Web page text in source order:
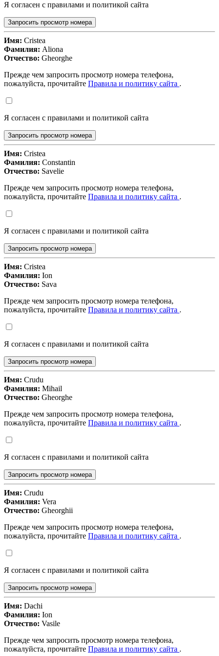
Я согласен с правилами и политикой сайта
Запросить просмотр номера
Имя: Cristea
Фамилия: Aliona
Отчество: Gheorghe
Прежде чем запросить просмотр номера телефона,
пожалуйста, прочитайте Правила и политику сайта .
Я согласен с правилами и политикой сайта
Запросить просмотр номера
Имя: Cristea
Фамилия: Constantin
Отчество: Savelie
Прежде чем запросить просмотр номера телефона,
пожалуйста, прочитайте Правила и политику сайта .
Я согласен с правилами и политикой сайта
Запросить просмотр номера
Имя: Cristea
Фамилия: Ion
Отчество: Sava
Прежде чем запросить просмотр номера телефона,
пожалуйста, прочитайте Правила и политику сайта .
Я согласен с правилами и политикой сайта
Запросить просмотр номера
Имя: Crudu
Фамилия: Mihail
Отчество: Gheorghe
Прежде чем запросить просмотр номера телефона,
пожалуйста, прочитайте Правила и политику сайта .
Я согласен с правилами и политикой сайта
Запросить просмотр номера
Имя: Crudu
Фамилия: Vera
Отчество: Gheorghii
Прежде чем запросить просмотр номера телефона,
пожалуйста, прочитайте Правила и политику сайта .
Я согласен с правилами и политикой сайта
Запросить просмотр номера
Имя: Dachi
Фамилия: Ion
Отчество: Vasile
Прежде чем запросить просмотр номера телефона,
пожалуйста, прочитайте Правила и политику сайта .